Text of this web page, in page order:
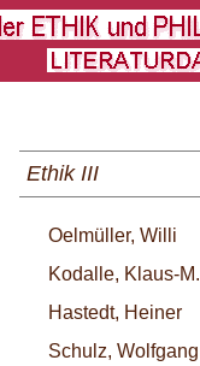
Ethik III
Oelmüller, Willi
Kodalle, Klaus-M.
Hastedt, Heiner
Schulz, Wolfgang